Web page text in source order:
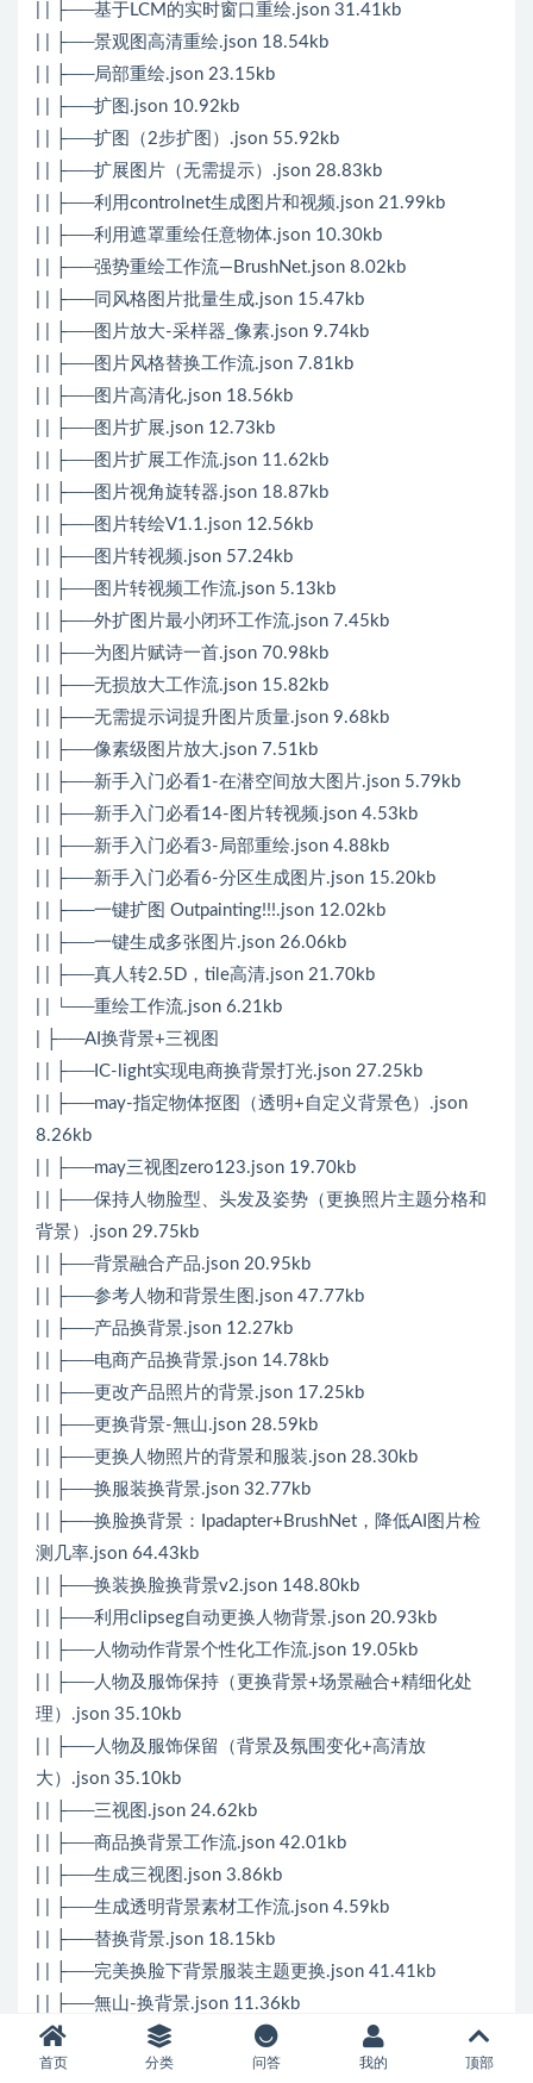
| | ├──基于LCM的实时窗口重绘.json 31.41kb
| | ├──景观图高清重绘.json 18.54kb
| | ├──局部重绘.json 23.15kb
| | ├──扩图.json 10.92kb
| | ├──扩图（2步扩图）.json 55.92kb
| | ├──扩展图片（无需提示）.json 28.83kb
| | ├──利用controlnet生成图片和视频.json 21.99kb
| | ├──利用遮罩重绘任意物体.json 10.30kb
| | ├──强势重绘工作流—BrushNet.json 8.02kb
| | ├──同风格图片批量生成.json 15.47kb
| | ├──图片放大-采样器_像素.json 9.74kb
| | ├──图片风格替换工作流.json 7.81kb
| | ├──图片高清化.json 18.56kb
| | ├──图片扩展.json 12.73kb
| | ├──图片扩展工作流.json 11.62kb
| | ├──图片视角旋转器.json 18.87kb
| | ├──图片转绘V1.1.json 12.56kb
| | ├──图片转视频.json 57.24kb
| | ├──图片转视频工作流.json 5.13kb
| | ├──外扩图片最小闭环工作流.json 7.45kb
| | ├──为图片赋诗一首.json 70.98kb
| | ├──无损放大工作流.json 15.82kb
| | ├──无需提示词提升图片质量.json 9.68kb
| | ├──像素级图片放大.json 7.51kb
| | ├──新手入门必看1-在潜空间放大图片.json 5.79kb
| | ├──新手入门必看14-图片转视频.json 4.53kb
| | ├──新手入门必看3-局部重绘.json 4.88kb
| | ├──新手入门必看6-分区生成图片.json 15.20kb
| | ├──一键扩图 Outpainting!!!.json 12.02kb
| | ├──一键生成多张图片.json 26.06kb
| | ├──真人转2.5D，tile高清.json 21.70kb
| | └──重绘工作流.json 6.21kb
| ├──AI换背景+三视图
| | ├──IC-light实现电商换背景打光.json 27.25kb
| | ├──may-指定物体抠图（透明+自定义背景色）.json
8.26kb
| | ├──may三视图zero123.json 19.70kb
| | ├──保持人物脸型、头发及姿势（更换照片主题分格和
背景）.json 29.75kb
| | ├──背景融合产品.json 20.95kb
| | ├──参考人物和背景生图.json 47.77kb
| | ├──产品换背景.json 12.27kb
| | ├──电商产品换背景.json 14.78kb
| | ├──更改产品照片的背景.json 17.25kb
| | ├──更换背景-無山.json 28.59kb
| | ├──更换人物照片的背景和服装.json 28.30kb
| | ├──换服装换背景.json 32.77kb
| | ├──换脸换背景：Ipadapter+BrushNet，降低AI图片检
测几率.json 64.43kb
| | ├──换装换脸换背景v2.json 148.80kb
| | ├──利用clipseg自动更换人物背景.json 20.93kb
| | ├──人物动作背景个性化工作流.json 19.05kb
| | ├──人物及服饰保持（更换背景+场景融合+精细化处
理）.json 35.10kb
| | ├──人物及服饰保留（背景及氛围变化+高清放
大）.json 35.10kb
| | ├──三视图.json 24.62kb
| | ├──商品换背景工作流.json 42.01kb
| | ├──生成三视图.json 3.86kb
| | ├──生成透明背景素材工作流.json 4.59kb
| | ├──替换背景.json 18.15kb
| | ├──完美换脸下背景服装主题更换.json 41.41kb
| | ├──無山-换背景.json 11.36kb
| | ├──一键更换背景.json 18.72kb
| | ├──一键换背景.json 27.21kb
首页 分类 问答 我的 顶部